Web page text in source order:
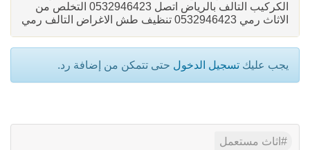
الكركيب التالف بالرياض اتصل 0532946423 التخلص من
الاثاث رمي 0532946423 تنظيف طش الاغراض التالف رمي
يجب عليك تسجيل الدخول حتى تتمكن من إضافة رد.
اثاث مستعمل